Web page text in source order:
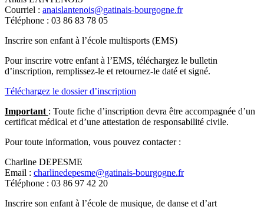
Courriel : anaislantenois@gatinais-bourgogne.fr
Téléphone : 03 86 83 78 05
Inscrire son enfant à l’école multisports (EMS)
Pour inscrire votre enfant à l’EMS, téléchargez le bulletin
d’inscription, remplissez-le et retournez-le daté et signé.
Téléchargez le dossier d’inscription
Important : Toute fiche d’inscription devra être accompagnée d’un
certificat médical et d’une attestation de responsabilité civile.
Pour toute information, vous pouvez contacter :
Charline DEPESME
Email : charlinedepesme@gatinais-bourgogne.fr
Téléphone : 03 86 97 42 20
Inscrire son enfant à l’école de musique, de danse et d’art